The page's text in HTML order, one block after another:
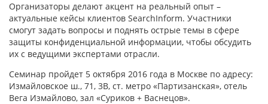
Организаторы делают акцент на реальный опыт –
актуальные кейсы клиентов SearchInform. Участники
смогут задать вопросы и поднять острые темы в сфере
защиты конфиденциальной информации, чтобы обсудить
их с ведущими экспертами отрасли.
Семинар пройдет 5 октября 2016 года в Москве по адресу:
Измайловское ш., 71, 3В, ст. метро «Партизанская», отель
Вега Измайлово, зал «Суриков + Васнецов».